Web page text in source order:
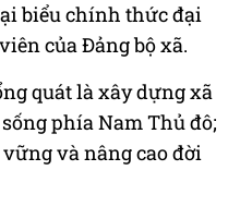
biểu chính thức đại
của Đảng bộ xã.
quát là xây dựng xã
phía Nam Thủ đô;
và nâng cao đời